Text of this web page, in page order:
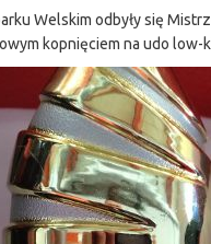
Welskim odbyły się
kopnięciem na udo low-